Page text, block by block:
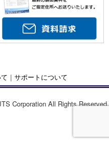
｜ サポートについて
Corporation All Rights Reserved.